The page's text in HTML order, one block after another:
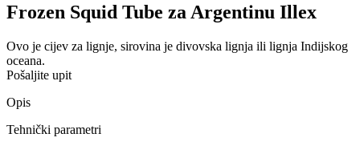
Frozen Squid Tube za Argentinu Illex
Ovo je cijev za lignje, sirovina je divovska lignja ili lignja Indijskog
oceana.
Pošaljite upit
Opis
Tehnički parametri